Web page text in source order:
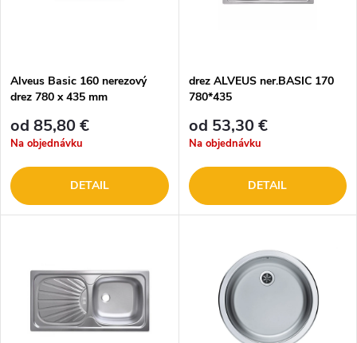
Alveus Basic 160 nerezový
drez 780 x 435 mm
od 85,80 €
Na objednávku
DETAIL
drez ALVEUS ner.BASIC 170
780*435
od 53,30 €
Na objednávku
DETAIL